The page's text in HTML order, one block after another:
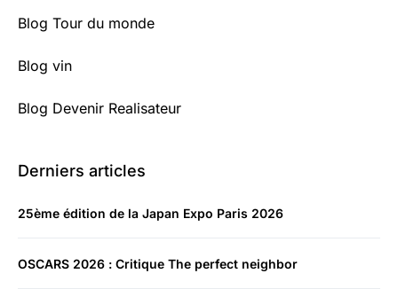
Blog Tour du monde
Blog vin
Blog Devenir Realisateur
Derniers articles
25ème édition de la Japan Expo Paris 2026
OSCARS 2026 : Critique The perfect neighbor